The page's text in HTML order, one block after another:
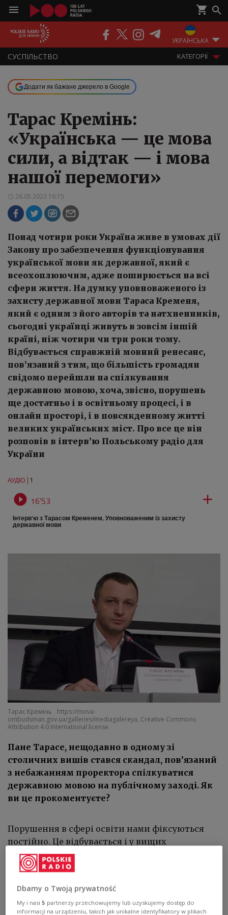
УКРАЇНСЬКА
СУСПІЛЬСТВО KАТЕГОРІЇ
ПОДКАСТИ ЕФІР
Додати як бажане джерело в Google
Тарас Кремінь:
«Українська — це мова
сили, а відтак — і мова
нашої перемоги»
26.05.2023 16:15
Понад чотири роки Україна живе в умовах дії
Закону про забезпечення функціонування
української мови як державної, який є
всеохоплюючим, адже поширюється на всі
сфери життя. На думку уповноваженого із
захисту державної мови Тараса Кременя,
який є одним з його авторів та натхненників,
сьогодні українці живуть в зовсім іншій
країні, ніж чотири чи три роки тому.
Відбувається справжній мовний ренесанс,
пов’язаний з тим, що більшість громадян
свідомо перейшли на спілкування
державною мовою, хоча, звісно, порушень
ще достатньо і в освітньому процесі, і в
онлайн просторі, і в повсякденному житті
великих українських міст. Про все це він
розповів в інтерв’ю Польському радіо для
України
АУДІО 1
 16'53 
Інтерв'ю з Тарасом Кременем, Уповноваженим із захисту
державної мови
Тарас Кремінь
https://mova-
ombudsman.gov.ua/galleries/mediagalereya, Creative Commons
Attribution 4.0 International license
Пане Тарасе, нещодавно в одному зі
столичних вишів стався скандал, пов’язаний
з небажанням проректора спілкуватися
державною мовою на публічному заході. Як
ви це прокоментуєте?
Порушення в сфері освіти нами фіксуються
постійно. Це відбувається і у вищих
навчальних закладах, і у школах, і у дошкільних
установах. В умовах дистанційного навчання
собі порушувати мовні права здобувачів освіти.
Зовсім нещодавно стало відомо про факти
Dbamy o Twoją prywatność
My i nasi5 partnerzy przechowujemy lub uzyskujemy dostęp do
informacji na urządzeniu, takich jak unikalne identyfikatory w plikach